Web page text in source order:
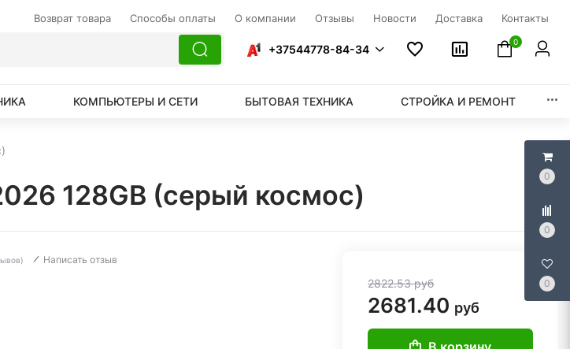
0
0
0
Возврат товара Способы оплаты О компании Отзывы Новости Доставка Контакты
+37544778-84-34
0
КОМПЬЮТЕРЫ И СЕТИ БЫТОВАЯ ТЕХНИКА СТРОЙКА И РЕМОНТ
128GB (серый космос)
Написать отзыв
2822.53руб
2681.40 руб